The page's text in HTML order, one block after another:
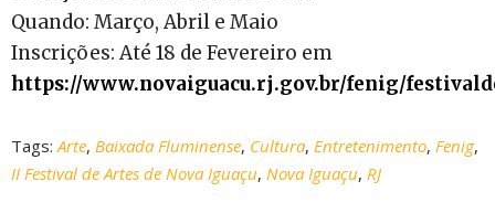
Quando: Março, Abril e Maio
Inscrições: Até 18 de Fevereiro em
https://www.novaiguacu.rj.gov.br/fenig/
Tags: Arte, Baixada Fluminense, Cultura, Entretenimento, Fenig,
II Festival de Artes de Nova Iguaçu, Nova Iguaçu, RJ